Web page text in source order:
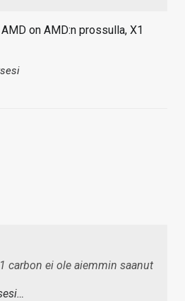
on AMD:n prossulla, X1
carbon ei ole aiemmin saanut